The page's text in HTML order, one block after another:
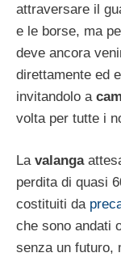
attraversare il
e le borse, ma
deve ancora
direttamente ed
invitandolo a
volta per tutte i
La valanga
perdita di quasi
costituiti da
che sono andati
senza un futuro,